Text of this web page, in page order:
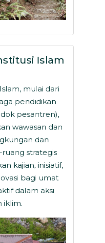
Islam
mulai dari
pendidikan
pesantren),
wawasan dan
dan
strategis
kajian, inisiatif,
bagi umat
dalam aksi
iklim.